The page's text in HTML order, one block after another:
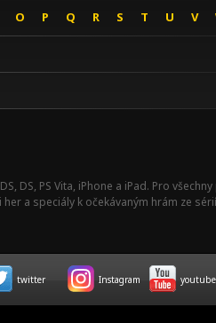
O P Q R S T U V
DS, PS Vita, iPhone a iPad. Pro
a speciály k očekávaným hrám ze
twitter Instagram youtube